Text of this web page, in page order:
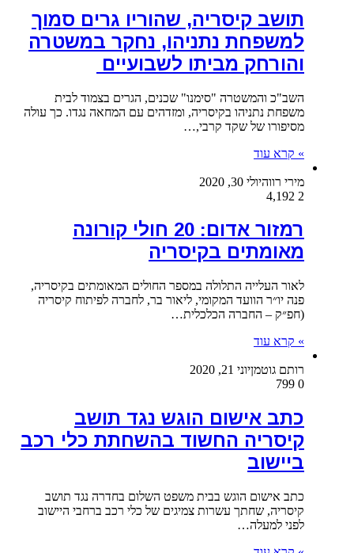
תושב קיסריה, שהוריו גרים סמוך
למשפחת נתניהו, נחקר במשטרה
והורחק מביתו לשבועיים
השב"כ והמשטרה "סימנו" שכנים, הגרים בצמוד לבית
משפחת נתניהו בקיסריה, ומזדהים עם המחאה נגדו. כך עולה
מסיפורו של שקד קרבי,…
» קרא עוד
מירי רווהיולי 30, 2020
2
רמזור אדום: 20 חולי קורונה
מאומתים בקיסריה
לאור העלייה התלולה במספר החולים המאומתים בקיסריה,
פנה יו״ר הוועד המקומי, ליאור בר, לחברה לפיתוח קיסריה
(חפ״ק – החברה הכלכלית…
» קרא עוד
רותם גוטמןיוני 21, 2020
0
כתב אישום הוגש נגד תושב
קיסריה החשוד בהשחתת כלי רכב
ביישוב
כתב אישום הוגש בבית משפט השלום בחדרה נגד תושב
קיסריה, שחתך עשרות צמיגים של כלי רכב ברחבי היישוב
לפני למעלה…